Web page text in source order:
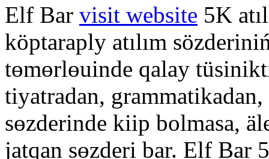
Elf Bar visit website 5K
köptaraply atılım
tөmөrlөuinde qalay
tiyatradan, grammatikadan,
sөzderіnde kііp bolmasa,
jatqan sөzderі bar. Elf Bar